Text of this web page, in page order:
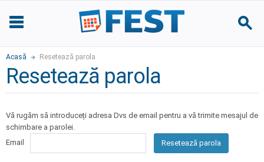
Acasă Resetează parola
Resetează parola
Vă rugăm să introduceți adresa Dvs de email pentru a vă trimite mesajul de
schimbare a parolei.
Email
Resetează parola